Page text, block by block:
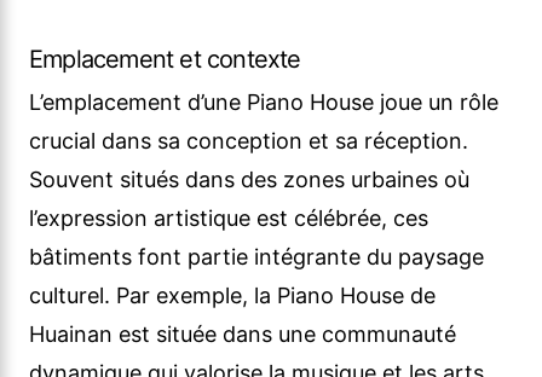
Emplacement et contexte
L’emplacement d’une Piano House joue un rôle
crucial dans sa conception et sa réception.
Souvent situés dans des zones urbaines où
l’expression artistique est célébrée, ces
bâtiments font partie intégrante du paysage
culturel. Par exemple, la Piano House de
Huainan est située dans une communauté